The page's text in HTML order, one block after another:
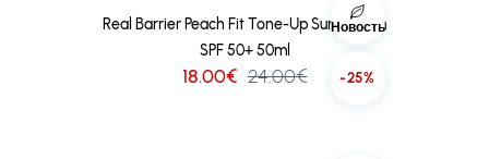
Новость
-25%
Real Barrier Peach Fit Tone-Up Sun Cream
SPF 50+ 50ml
18.00€ 24.00€